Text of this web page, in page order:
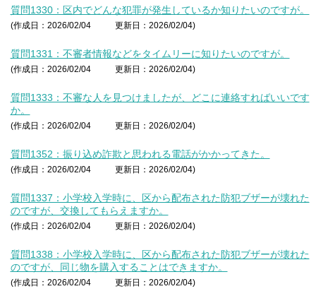
質問1330：区内でどんな犯罪が発生しているか知りたいのですが。
(作成日：2026/02/04 更新日：2026/02/04)
質問1331：不審者情報などをタイムリーに知りたいのですが。
(作成日：2026/02/04 更新日：2026/02/04)
質問1333：不審な人を見つけましたが、どこに連絡すればいいです
か。
(作成日：2026/02/04 更新日：2026/02/04)
質問1352：振り込め詐欺と思われる電話がかかってきた。
(作成日：2026/02/04 更新日：2026/02/04)
質問1337：小学校入学時に、区から配布された防犯ブザーが壊れた
のですが、交換してもらえますか。
(作成日：2026/02/04 更新日：2026/02/04)
質問1338：小学校入学時に、区から配布された防犯ブザーが壊れた
のですが、同じ物を購入することはできますか。
(作成日：2026/02/04 更新日：2026/02/04)